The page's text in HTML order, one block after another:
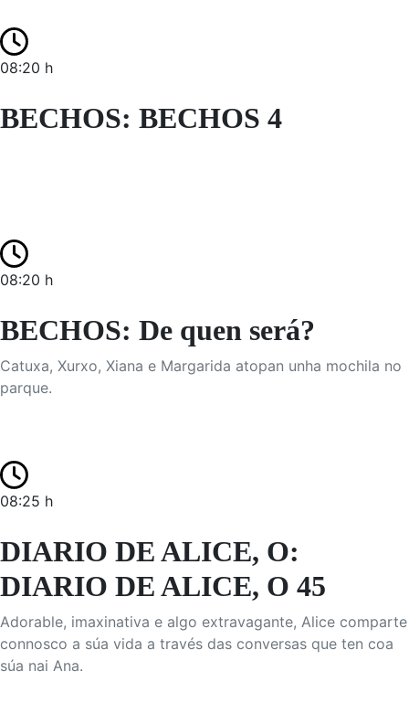
08:20 h
BECHOS: BECHOS 4
08:20 h
BECHOS: De quen será?
Catuxa, Xurxo, Xiana e Margarida atopan unha mochila no
parque.
08:25 h
DIARIO DE ALICE, O:
DIARIO DE ALICE, O 45
Adorable, imaxinativa e algo extravagante, Alice comparte
connosco a súa vida a través das conversas que ten coa
súa nai Ana.